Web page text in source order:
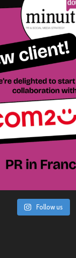
Follow us